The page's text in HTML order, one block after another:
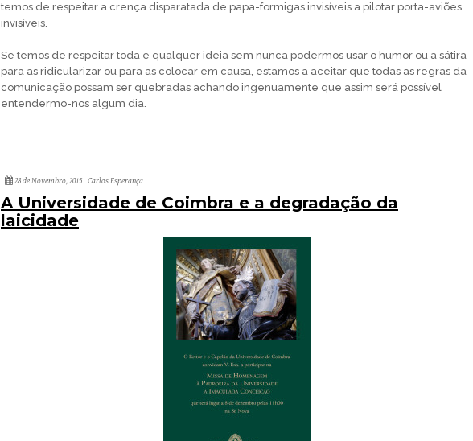
temos de respeitar a crença disparatada de papa-formigas invisíveis a pilotar porta-aviões
invisíveis.
Se temos de respeitar toda e qualquer ideia sem nunca podermos usar o humor ou a sátira
para as ridicularizar ou para as colocar em causa, estamos a aceitar que todas as regras da
comunicação possam ser quebradas achando ingenuamente que assim será possível
entendermo-nos algum dia.
28 de Novembro, 2015 Carlos Esperança
A Universidade de Coimbra e a degradação da
laicidade